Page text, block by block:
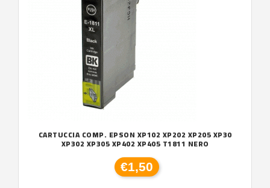
CARTUCCIA COMP. EPSON XP102 XP202 XP205 XP30
XP302 XP305 XP402 XP405 T1811 NERO
€1,50